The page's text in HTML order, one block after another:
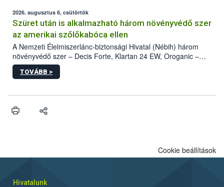
az intenzív felderítést, emellett az intézkedéseket a szlovák
hatósággal is összehangolják a terjedés megállítása érdekében.
2026. augusztus 6, csütörtök
Szüret után is alkalmazható három növényvédő szer
az amerikai szőlőkabóca ellen
A Nemzeti Élelmiszerlánc-biztonsági Hivatal (Nébih) három
növényvédő szer – Decis Forte, Klartan 24 EW, Oroganic –
engedélyokiratát módosította, így azok a szüretet követően,
egészen a vesszőérettség (BBCH 91) stádiumáig
érésű szőlőkben is legyen lehetőség a károsító elleni további
felhasználók számára is elérhető és ökológiai termesztésben is
TOVÁBB >
Cookie beállítások
Hivatalunk